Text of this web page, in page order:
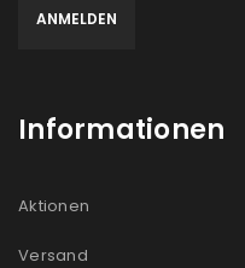
Informationen
Aktionen
Versand